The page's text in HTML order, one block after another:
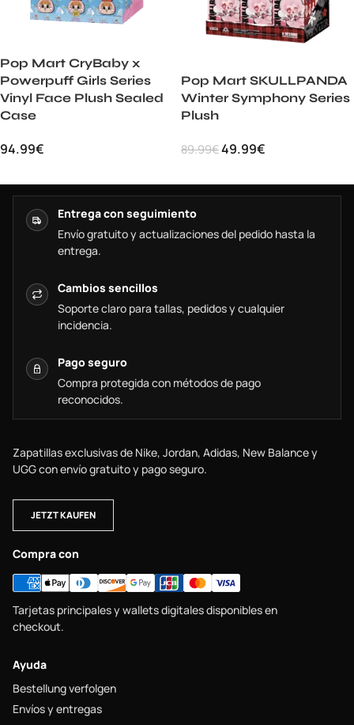
Pop Mart CryBaby x
Powerpuff Girls Series
Vinyl Face Plush Sealed
Case
94.99€
Pop Mart SKULLPANDA
Winter Symphony Series
Plush
89.99€49.99€
Entrega con seguimiento
Envío gratuito y actualizaciones del pedido hasta la
entrega.
Cambios sencillos
Soporte claro para tallas, pedidos y cualquier
incidencia.
Pago seguro
Compra protegida con métodos de pago
reconocidos.
Zapatillas exclusivas de Nike, Jordan, Adidas, New Balance y
UGG con envío gratuito y pago seguro.
JETZT KAUFEN
Compra con
Tarjetas principales y wallets digitales disponibles en
checkout.
Ayuda
Bestellung verfolgen
Envíos y entregas